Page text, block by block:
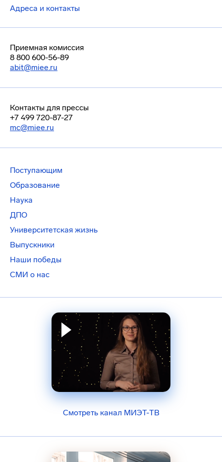
Адреса и контакты
Приемная комиссия
8 800 600-56-89
abit@miee.ru
Контакты для прессы
+7 499 720-87-27
mc@miee.ru
Поступающим
Образование
Наука
ДПО
Университетская жизнь
Выпускники
Наши победы
СМИ о нас
Смотреть канал МИЭТ-ТВ